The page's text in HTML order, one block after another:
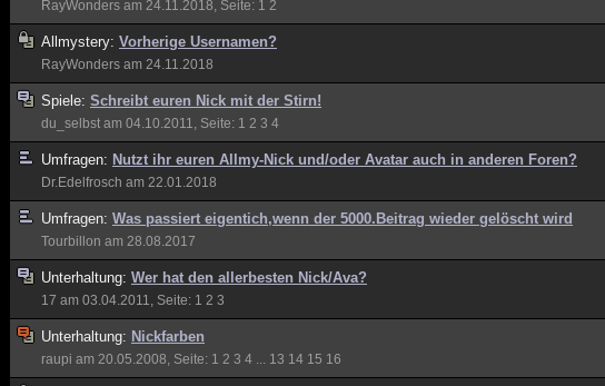
RayWonders am 24.11.2018, Seite: 1 2
Allmystery: Vorherige Usernamen?
RayWonders am 24.11.2018
Spiele: Schreibt euren Nick mit der Stirn!
du_selbst am 04.10.2011, Seite: 1 2 3 4
Umfragen: Nutzt ihr euren Allmy-Nick und/oder Avatar auch in anderen Foren?
Dr.Edelfrosch am 22.01.2018
Umfragen: Was passiert eigentich,wenn der 5000.Beitrag wieder gelöscht wird
Tourbillon am 28.08.2017
Unterhaltung: Wer hat den allerbesten Nick/Ava?
17 am 03.04.2011, Seite: 1 2 3
Unterhaltung: Nickfarben
raupi am 20.05.2008, Seite: 1 2 3 4 13 14 15 16